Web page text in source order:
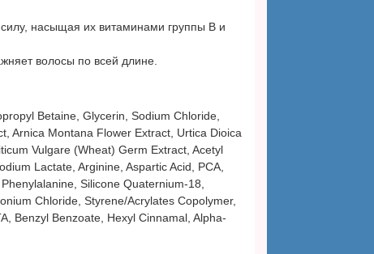
насыщая их витаминами группы В и
волосы по всей длине.
Betaine, Glycerin, Sodium Chloride,
Arnica Montana Flower Extract, Urtica Dioica
Vulgare (Wheat) Germ Extract, Acetyl
Lactate, Arginine, Aspartic Acid, PCA,
Silicone Quaternium-18,
Chloride, Styrene/Acrylates Copolymer,
Benzyl Benzoate, Hexyl Cinnamal, Alpha-